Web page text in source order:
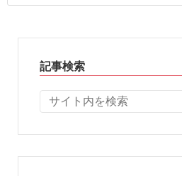
記事検索